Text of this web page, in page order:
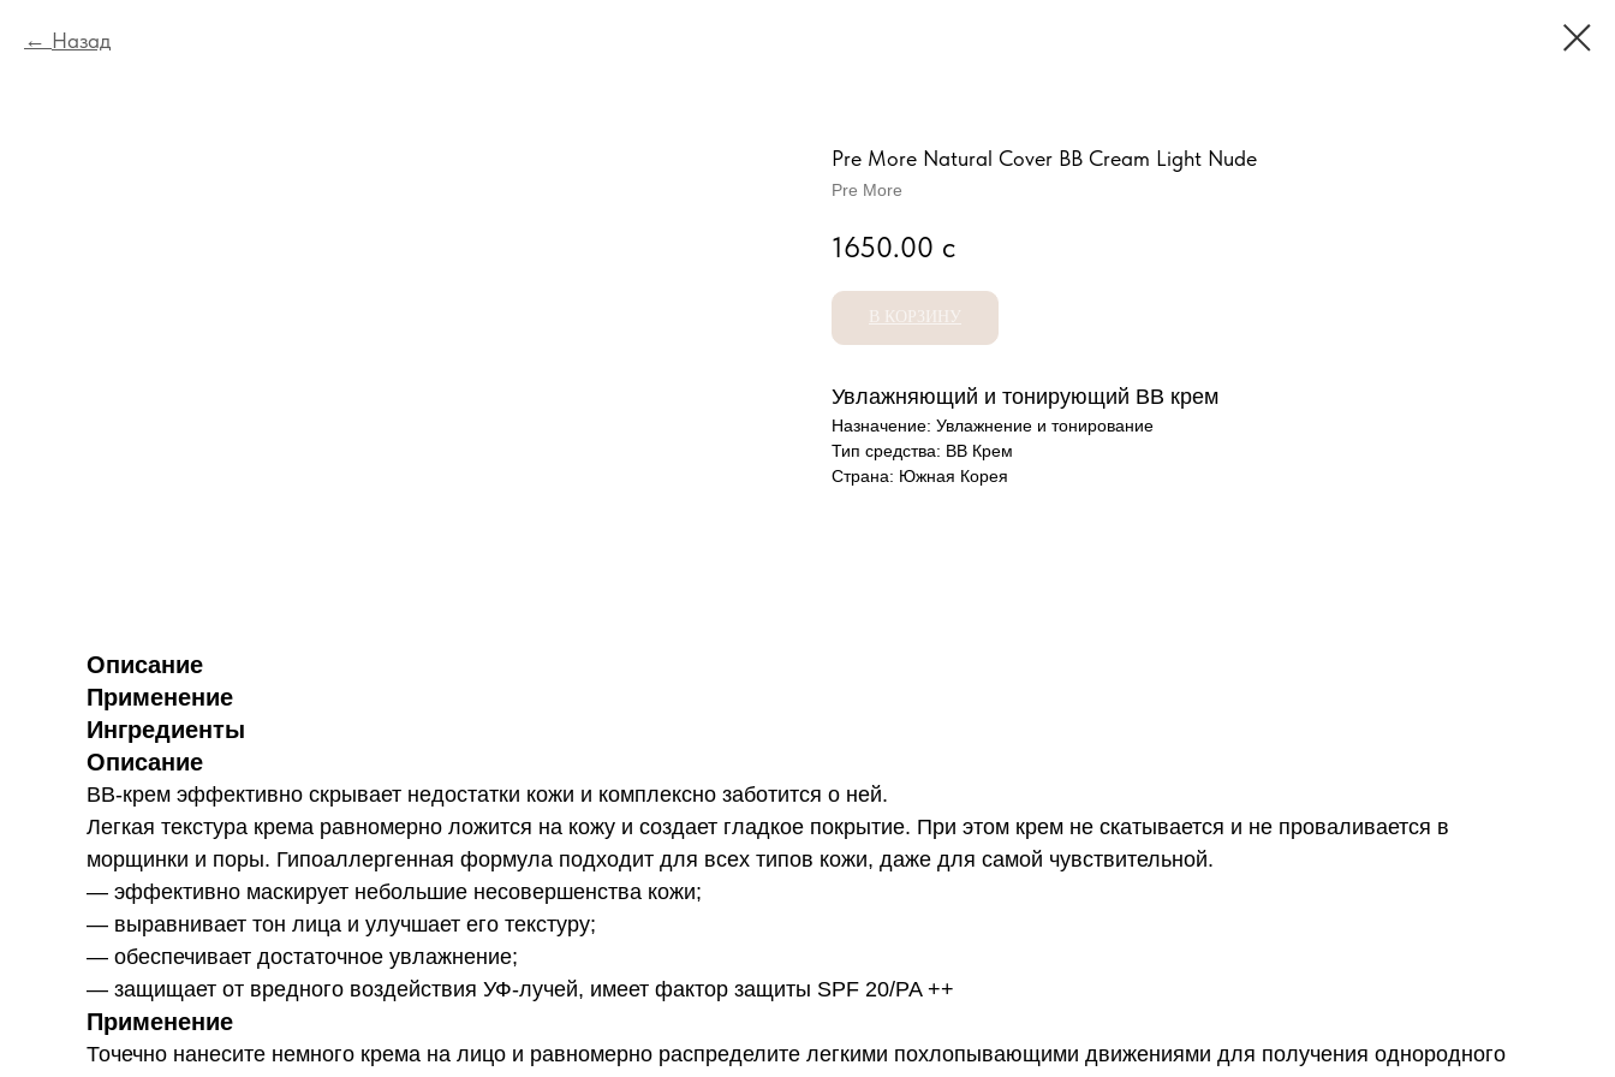
Назад
Pre More Natural Cover BB Cream Light Nude
Pre More
1650.00 с
В КОРЗИНУ
Увлажняющий и тонирующий BB крем
Назначение: Увлажнение и тонирование
Тип средства: BB Крем
Страна: Южная Корея
Описание
Применение
Ингредиенты
Описание
ВВ-крем эффективно скрывает недостатки кожи и комплексно заботится о ней.
Легкая текстура крема равномерно ложится на кожу и создает гладкое покрытие. При этом крем не скатывается и не проваливается в
морщинки и поры. Гипоаллергенная формула подходит для всех типов кожи, даже для самой чувствительной.
— эффективно маскирует небольшие несовершенства кожи;
— выравнивает тон лица и улучшает его текстуру;
— обеспечивает достаточное увлажнение;
— защищает от вредного воздействия УФ-лучей, имеет фактор защиты SPF 20/PA ++
Применение
Точечно нанесите немного крема на лицо и равномерно распределите легкими похлопывающими движениями для получения однородного